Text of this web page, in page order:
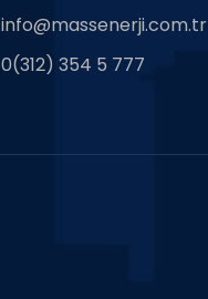
info@massenerji.com.tr
0(312) 354 5 777